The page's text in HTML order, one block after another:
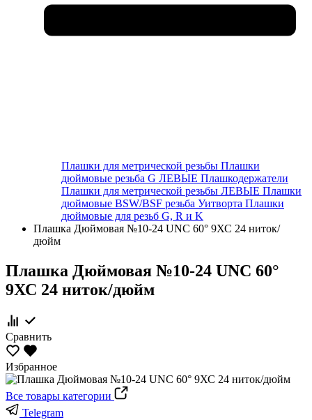
Плашки для метрической резьбы Плашки
дюймовые резьба G ЛЕВЫЕ Плашкодержатели
Плашки для метрической резьбы ЛЕВЫЕ Плашки
дюймовые BSW/BSF резьба Уитворта Плашки
дюймовые для резьб G, R и K
Плашка Дюймовая №10-24 UNC 60° 9ХС 24 ниток/
дюйм
Плашка Дюймовая №10-24 UNC 60°
9ХС 24 ниток/дюйм
Сравнить
Избранное
Все товары категории
Telegram